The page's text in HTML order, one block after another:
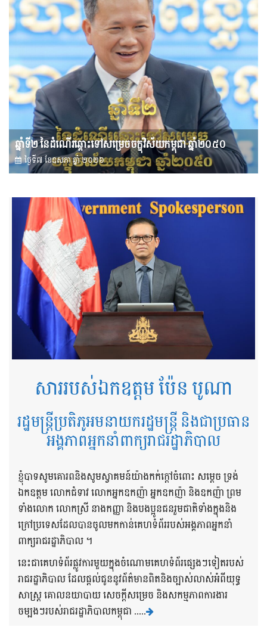
ឆ្នាំទី២ នៃដំណើរឆ្ពោះទៅសម្រេច​ចក្ខុវិស័យ​កម្ពុជា ឆ្នាំ២០៥០
ថ្ងៃទី៧ ខែ​ឧសភា ឆ្នាំ ២០២៦
សាររបស់ឯកឧត្តម ប៉ែន បូណា
រដ្ឋមន្ត្រីប្រតិភូអមនាយករដ្ឋមន្ត្រី និងជាប្រធាន
អង្គភាពអ្នកនាំពាក្យរាជរដ្ឋាភិបាល
ខ្ញុំបាទសូមគោរពនិងសូមស្វាគមន៍យ៉ាងកក់ក្តៅចំពោះ សម្តេច ទ្រង់
ឯកឧត្តម លោកជំទាវ លោកអ្នកឧកញ៉ា អ្នកឧកញ៉ា និងឧកញ៉ា ព្រម
ទាំងលោក លោកស្រី នាងកញ្ញា និងបងប្អូនជនរួមជាតិទាំងក្នុងនិង
ក្រៅប្រទេសដែលបានចូលមកកាន់គេហទំព័ររបស់អង្គភាពអ្នកនាំ
ពាក្យរាជរដ្ឋាភិបាល ។
នេះជាគេហទំព័រផ្លូវការមួយក្នុងចំណោមគេហទំព័រផ្សេងៗទៀតរបស់
រាជរដ្ឋាភិបាល ដែលផ្តល់ជូននូវព័ត៌មានពិតនិងច្បាស់លាស់អំពីយុទ្ធ
សាស្រ្ត គោលនយាបាយ សេចក្តីសម្រេច និងសកម្មភាពការងារ
ចម្បងៗរបស់រាជរដ្ឋាភិបាលកម្ពុជា .....